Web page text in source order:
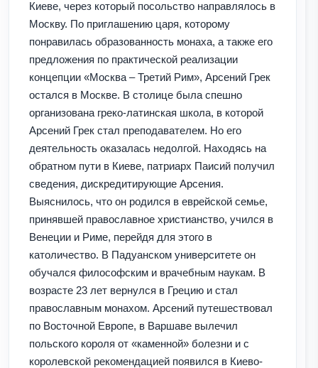
Киеве, через который посольство направлялось в
Москву. По приглашению царя, которому
понравилась образованность монаха, а также его
предложения по практической реализации
концепции «Москва – Третий Рим», Арсений Грек
остался в Москве. В столице была спешно
организована греко-латинская школа, в которой
Арсений Грек стал преподавателем. Но его
деятельность оказалась недолгой. Находясь на
обратном пути в Киеве, патриарх Паисий получил
сведения, дискредитирующие Арсения.
Выяснилось, что он родился в еврейской семье,
принявшей православное христианство, учился в
Венеции и Риме, перейдя для этого в
католичество. В Падуанском университете он
обучался философским и врачебным наукам. В
возрасте 23 лет вернулся в Грецию и стал
православным монахом. Арсений путешествовал
по Восточной Европе, в Варшаве вылечил
польского короля от «каменной» болезни и с
королевской рекомендацией появился в Киево-